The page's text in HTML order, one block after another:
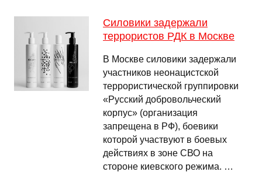
Силовики задержали
террористов РДК в Москве
В Москве силовики задержали
участников неонацистской
террористической группировки
«Русский добровольческий
корпус» (организация
запрещена в РФ), боевики
которой участвуют в боевых
действиях в зоне СВО на
стороне киевского режима. …